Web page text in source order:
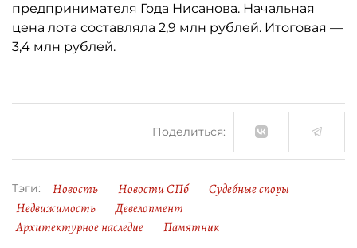
предпринимателя Года Нисанова. Начальная
цена лота составляла 2,9 млн рублей. Итоговая —
3,4 млн рублей.
Поделиться:
Тэги: Новость Новости СПб
Судебные споры
Недвижимость
Девелопмент
Архитектурное наследие
Памятник